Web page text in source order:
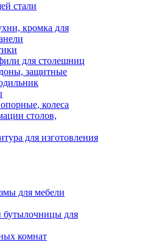
стали
кромка для
для столешниц
защитные
колеса
столов,
для изготовления
для мебели
бутылочницы для
комнат